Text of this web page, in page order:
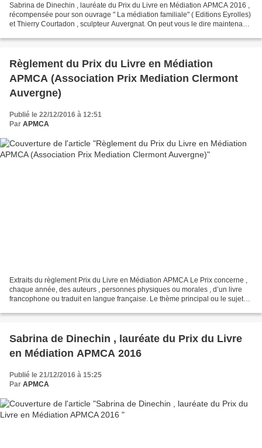
Sabrina de Dinechin , lauréate du Prix du Livre en Médiation APMCA 2016 ,
récompensée pour son ouvrage " La médiation familiale" ( Editions Eyrolles)
et Thierry Courtadon , sculpteur Auvergnat. On peut vous le dire maintenant :
Règlement du Prix du Livre en Médiation
APMCA (Association Prix Mediation Clermont
Auvergne)
Publié le 22/12/2016 à 12:51
Par APMCA
Extraits du règlement Prix du Livre en Médiation APMCA Le Prix concerne ,
chaque année, des auteurs , personnes physiques ou morales , d’un livre
francophone ou traduit en langue française. Le thème principal ou le sujet
Sabrina de Dinechin , lauréate du Prix du Livre
en Médiation APMCA 2016
Publié le 21/12/2016 à 15:25
Par APMCA